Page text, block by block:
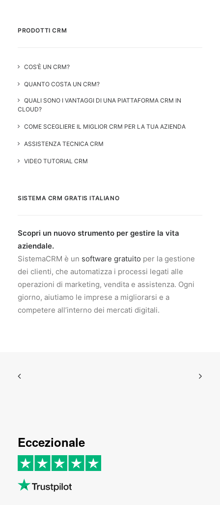
PRODOTTI CRM
COS’È UN CRM?
QUANTO COSTA UN CRM?
QUALI SONO I VANTAGGI DI UNA PIATTAFORMA CRM IN
CLOUD?
COME SCEGLIERE IL MIGLIOR CRM PER LA TUA AZIENDA
ASSISTENZA TECNICA CRM
VIDEO TUTORIAL CRM
SISTEMA CRM GRATIS ITALIANO
Scopri un nuovo strumento per gestire la vita
aziendale.
SistemaCRM è un software gratuito per la gestione
dei clienti, che automatizza i processi legati alle
operazioni di marketing, vendita e assistenza. Ogni
giorno, aiutiamo le imprese a migliorarsi e a
competere all’interno dei mercati digitali.
Eccezionale